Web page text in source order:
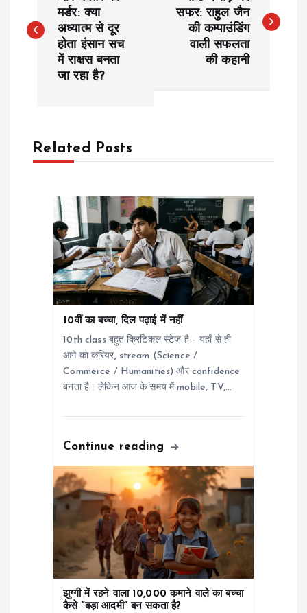
s
a
v
मर्डर: क्या
अध्यात्म से दूर
होता इंसान सच
में राक्षस बनता
जा रहा है?
सफर: राहुल जैन
की कम्पाउंडिंग
वाली सफलता
की कहानी
Related Posts
10वीं का बच्चा, दिल पढ़ाई में नहीं
10th class बहुत क्रिटिकल स्टेज है – यहाँ से ही
आगे का करियर, stream (Science /
Commerce / Humanities) और confidence
बनता है। लेकिन आज के समय में mobile, TV,…
Continue reading
झुग्गी में रहने वाला 10,000 कमाने वाले का बच्चा
कैसे “बड़ा आदमी” बन सकता है?